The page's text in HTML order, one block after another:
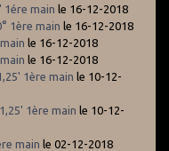
1ére main le 16-12-2018
1ère main le 16-12-2018
le 16-12-2018
le 16-12-2018
1ère main le 10-12-
1ère main le 10-12-
main le 02-12-2018